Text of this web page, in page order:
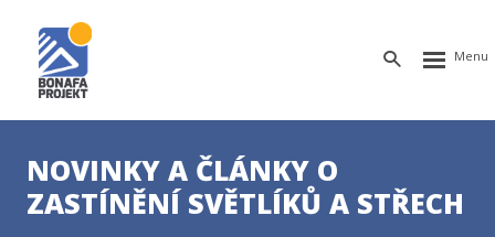
Vyhledávání
Rozbalení
menu
NOVINKY A ČLÁNKY O
ZASTÍNĚNÍ SVĚTLÍKŮ A STŘECH